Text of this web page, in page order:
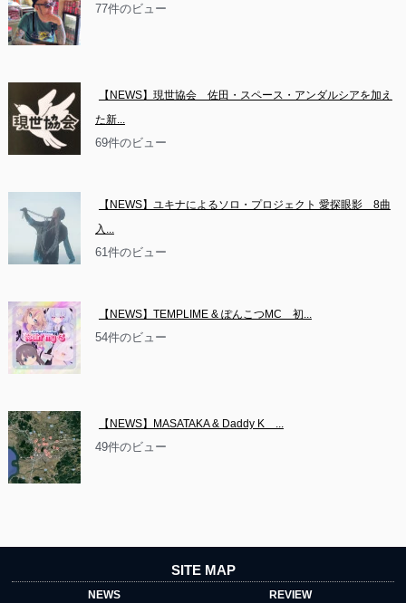
77件のビュー
【NEWS】現世協会　佐田・スペース・アンダルシアを加え
た新...
69件のビュー
【NEWS】ユキナによるソロ・プロジェクト 愛探眼影　8曲
入...
61件のビュー
【NEWS】TEMPLIME & ぽんこつMC　初...
54件のビュー
【NEWS】MASATAKA & Daddy K　...
49件のビュー
SITE MAP
NEWS REVIEW